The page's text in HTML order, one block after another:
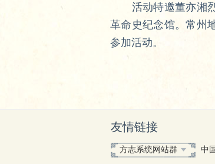
活动特邀董亦湘烈
革命史纪念馆。常州
参加活动。
友情链接
方志系统网站群 中